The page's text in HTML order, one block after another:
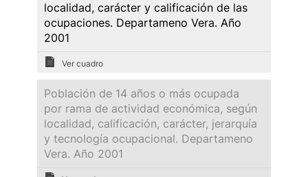
localidad, carácter y calificación de las
ocupaciones. Departameno Vera. Año
2001
Ver cuadro
Población de 14 años o más ocupada
por rama de actividad económica, según
localidad, calificación, carácter, jerarquía
y tecnología ocupacional. Departameno
Vera. Año 2001